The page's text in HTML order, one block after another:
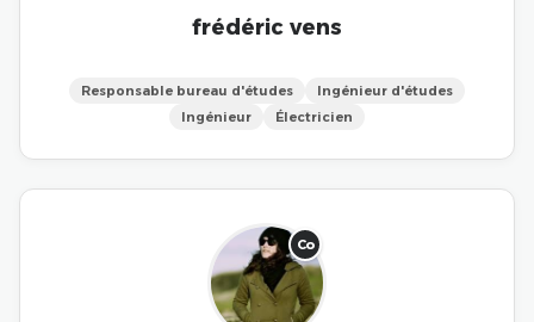
frédéric vens
Responsable bureau d'études
Ingénieur d'études
Ingénieur
Électricien
Co